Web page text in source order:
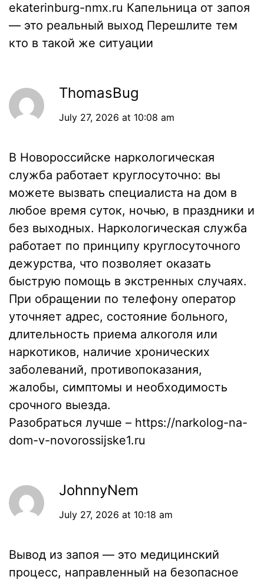
ekaterinburg-nmx.ru Капельница от запоя
— это реальный выход Перешлите тем
кто в такой же ситуации
ThomasBug
July 27, 2026 at 10:08 am
В Новороссийске наркологическая
служба работает круглосуточно: вы
можете вызвать специалиста на дом в
любое время суток, ночью, в праздники и
без выходных. Наркологическая служба
работает по принципу круглосуточного
дежурства, что позволяет оказать
быструю помощь в экстренных случаях.
При обращении по телефону оператор
уточняет адрес, состояние больного,
длительность приема алкоголя или
наркотиков, наличие хронических
заболеваний, противопоказания,
жалобы, симптомы и необходимость
срочного выезда.
Разобраться лучше – https://narkolog-na-
dom-v-novorossijske1.ru
JohnnyNem
July 27, 2026 at 10:18 am
Вывод из запоя — это медицинский
процесс, направленный на безопасное